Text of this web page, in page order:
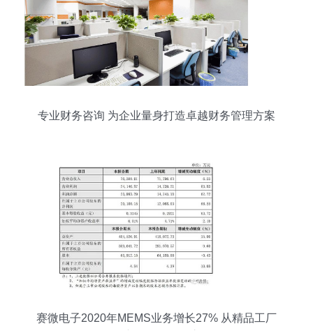
专业财务咨询 为企业量身打造卓越财务管理方案
赛微电子2020年MEMS业务增长27% 从精品工厂